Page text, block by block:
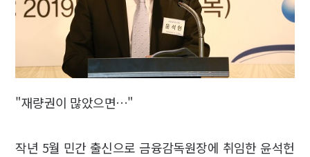
"재량권이 많았으면…"
작년 5월 민간 출신으로 금융감독원장에 취임한 윤석헌